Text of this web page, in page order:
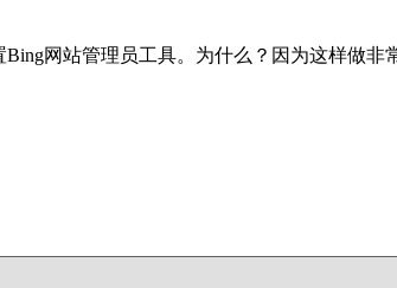
网站管理员工具。为什么？因为这样做非